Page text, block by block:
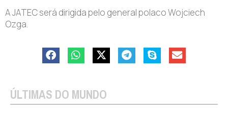
A JATEC será dirigida pelo general polaco Wojciech
Ozga.
ÚLTIMAS DO MUNDO